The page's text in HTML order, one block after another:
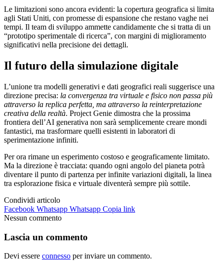
Le limitazioni sono ancora evidenti: la copertura geografica si limita
agli Stati Uniti, con promesse di espansione che restano vaghe nei
tempi. Il team di sviluppo ammette candidamente che si tratta di un
“prototipo sperimentale di ricerca”, con margini di miglioramento
significativi nella precisione dei dettagli.
Il futuro della simulazione digitale
L’unione tra modelli generativi e dati geografici reali suggerisce una
direzione precisa: la convergenza tra virtuale e fisico non passa più
attraverso la replica perfetta, ma attraverso la reinterpretazione
creativa della realtà. Project Genie dimostra che la prossima
frontiera dell’AI generativa non sarà semplicemente creare mondi
fantastici, ma trasformare quelli esistenti in laboratori di
sperimentazione infiniti.
Per ora rimane un esperimento costoso e geograficamente limitato.
Ma la direzione è tracciata: quando ogni angolo del pianeta potrà
diventare il punto di partenza per infinite variazioni digitali, la linea
tra esplorazione fisica e virtuale diventerà sempre più sottile.
Condividi articolo
Facebook Whatsapp Whatsapp Copia link
Nessun commento
Lascia un commento
Devi essere connesso per inviare un commento.